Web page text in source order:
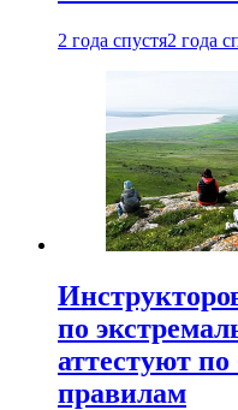
2 года спустя2 года
по
аттестуют по
правилам